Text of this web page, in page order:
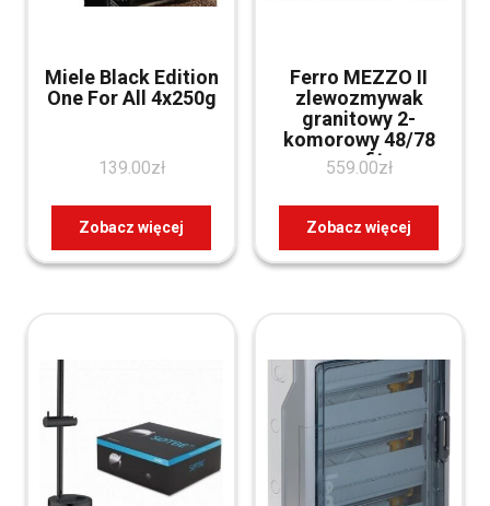
Miele Black Edition
One For All 4x250g
139.00zł
Zobacz więcej
Ferro MEZZO II
zlewozmywak
granitowy 2-
komorowy 48/78
grafit
(DRGM2/48/78BA)
559.00zł
Zobacz więcej